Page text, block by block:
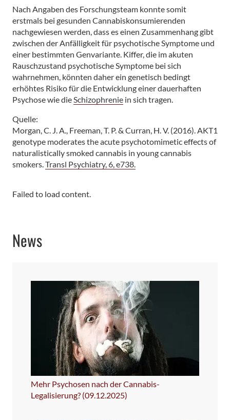
Nach Angaben des Forschungsteam konnte somit
erstmals bei gesunden Cannabiskonsumierenden
nachgewiesen werden, dass es einen Zusammenhang gibt
zwischen der Anfälligkeit für psychotische Symptome und
einer bestimmten Genvariante. Kiffer, die im akuten
Rauschzustand psychotische Symptome bei sich
wahrnehmen, könnten daher ein genetisch bedingt
erhöhtes Risiko für die Entwicklung einer dauerhaften
Psychose wie dieSchizophrenie in sich tragen.
Quelle:
Morgan, C. J. A., Freeman, T. P. & Curran, H. V. (2016). AKT1
genotype moderates the acute psychotomimetic effects of
naturalistically smoked cannabis in young cannabis
smokers.Transl Psychiatry, 6, e738.
Failed to load content.
News
Mehr Psychosen nach der Cannabis-
Legalisierung? (09.12.2025)